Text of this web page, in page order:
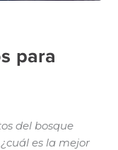
para
del bosque
es la mejor